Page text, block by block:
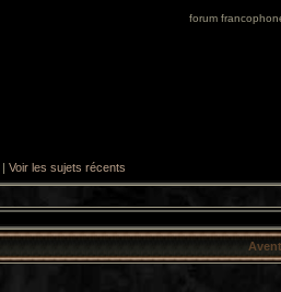
forum
| Voir les sujets récents